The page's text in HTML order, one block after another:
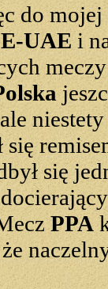
do
E-UAEi
się
się
PPA